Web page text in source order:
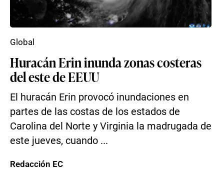
Huracán Erin inunda zonas costeras
del este de EEUU
El huracán Erin provocó inundaciones en
partes de las costas de los estados de
Carolina del Norte y Virginia la madrugada de
este jueves, cuando ...
Global
Redacción EC